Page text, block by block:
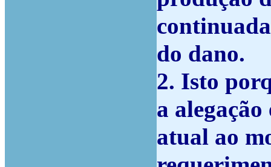
do dano.
2. Isto
a
atual ao